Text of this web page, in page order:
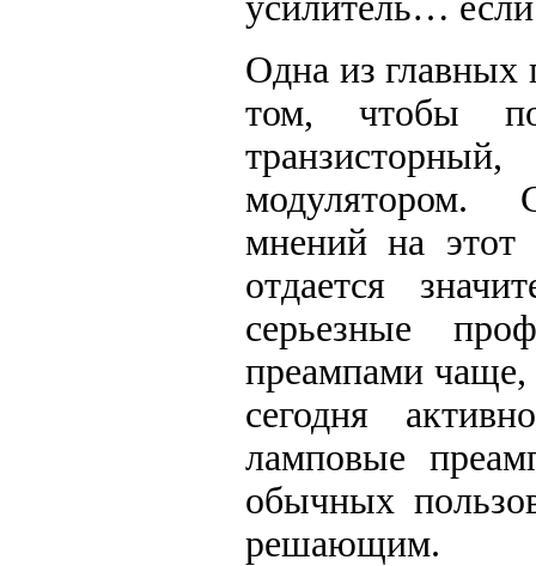
Одна из главных
том, чтобы
модулятором.
мнений на этот
отдается
серьезные
преампами чаще,
сегодня
ламповые
обычных
решающим.